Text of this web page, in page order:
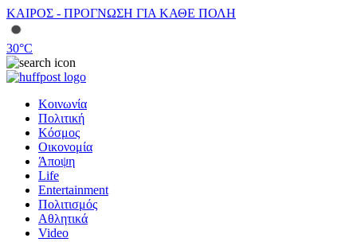
ΚΑΙΡΟΣ - ΠΡΟΓΝΩΣΗ ΓΙΑ ΚΑΘΕ ΠΟΛΗ
30°C
Κοινωνία
Πολιτική
Κόσμος
Οικονομία
Άποψη
Life
Entertainment
Πολιτισμός
Αθλητικά
Video